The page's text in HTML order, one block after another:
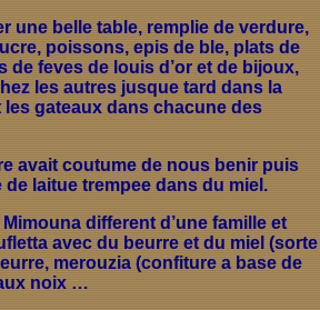
une belle table, remplie de verdure,
poissons, epis de ble, plats de
de feves de louis d’or et de bijoux,
les autres jusque tard dans la
gateaux dans chacune des
avait coutume de nous benir puis
laitue trempee dans du miel.
different d’une famille et
avec du beurre et du miel (sorte
merouzia (confiture a base de
noix …